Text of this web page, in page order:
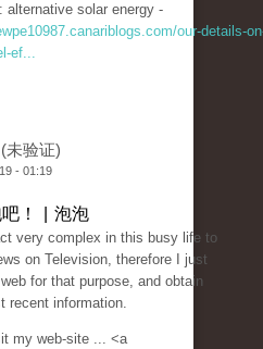
alternative solar energy -
our-details-
ef...
未验证)
- 01:19
吧！ | 泡泡
very complex in this busy life to
on Television, therefore I just
for that purpose, and obtain
recent information.
my web-site ... <a